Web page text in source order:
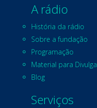
A rádio
História da rádio
Sobre a fundação
Programação
Material para
Blog
Serviços